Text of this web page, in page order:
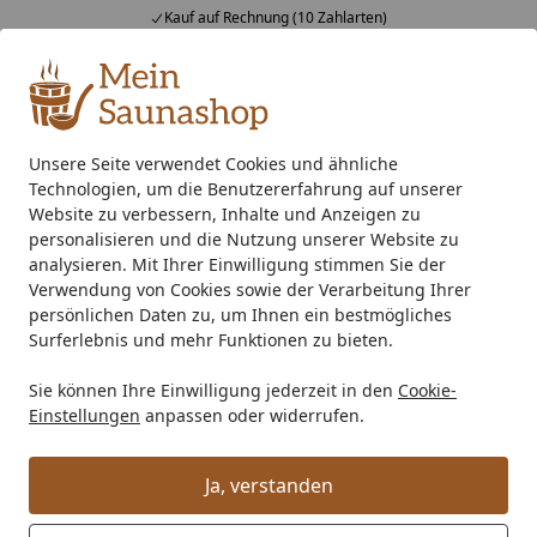
Unsere Seite verwendet Cookies und ähnliche
Technologien, um die Benutzererfahrung auf unserer
Website zu verbessern, Inhalte und Anzeigen zu
personalisieren und die Nutzung unserer Website zu
analysieren. Mit Ihrer Einwilligung stimmen Sie der
Verwendung von Cookies sowie der Verarbeitung Ihrer
persönlichen Daten zu, um Ihnen ein bestmögliches
Surferlebnis und mehr Funktionen zu bieten.
Sie können Ihre Einwilligung jederzeit in den Cookie-
Einstellungen anpassen oder widerrufen.
Ja, verstanden
Kauf auf Rechnung (10 Zahlarten)
Alle Produkte
Mein Konto
Suchen
Startseite
Zubehör Saunaausstattung Sauna Bankauflagen
Infraworld Bankauflage
Sondermaß (LxBxH = 800x 550x 40
mm)